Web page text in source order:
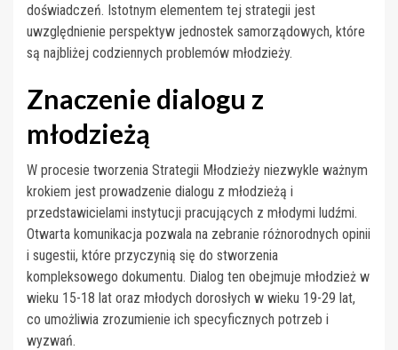
doświadczeń. Istotnym elementem tej strategii jest
uwzględnienie perspektyw jednostek samorządowych, które
są najbliżej codziennych problemów młodzieży.
Znaczenie dialogu z
młodzieżą
W procesie tworzenia Strategii Młodzieży niezwykle ważnym
krokiem jest prowadzenie dialogu z młodzieżą i
przedstawicielami instytucji pracujących z młodymi ludźmi.
Otwarta komunikacja pozwala na zebranie różnorodnych opinii
i sugestii, które przyczynią się do stworzenia
kompleksowego dokumentu. Dialog ten obejmuje młodzież w
wieku 15-18 lat oraz młodych dorosłych w wieku 19-29 lat,
co umożliwia zrozumienie ich specyficznych potrzeb i
wyzwań.